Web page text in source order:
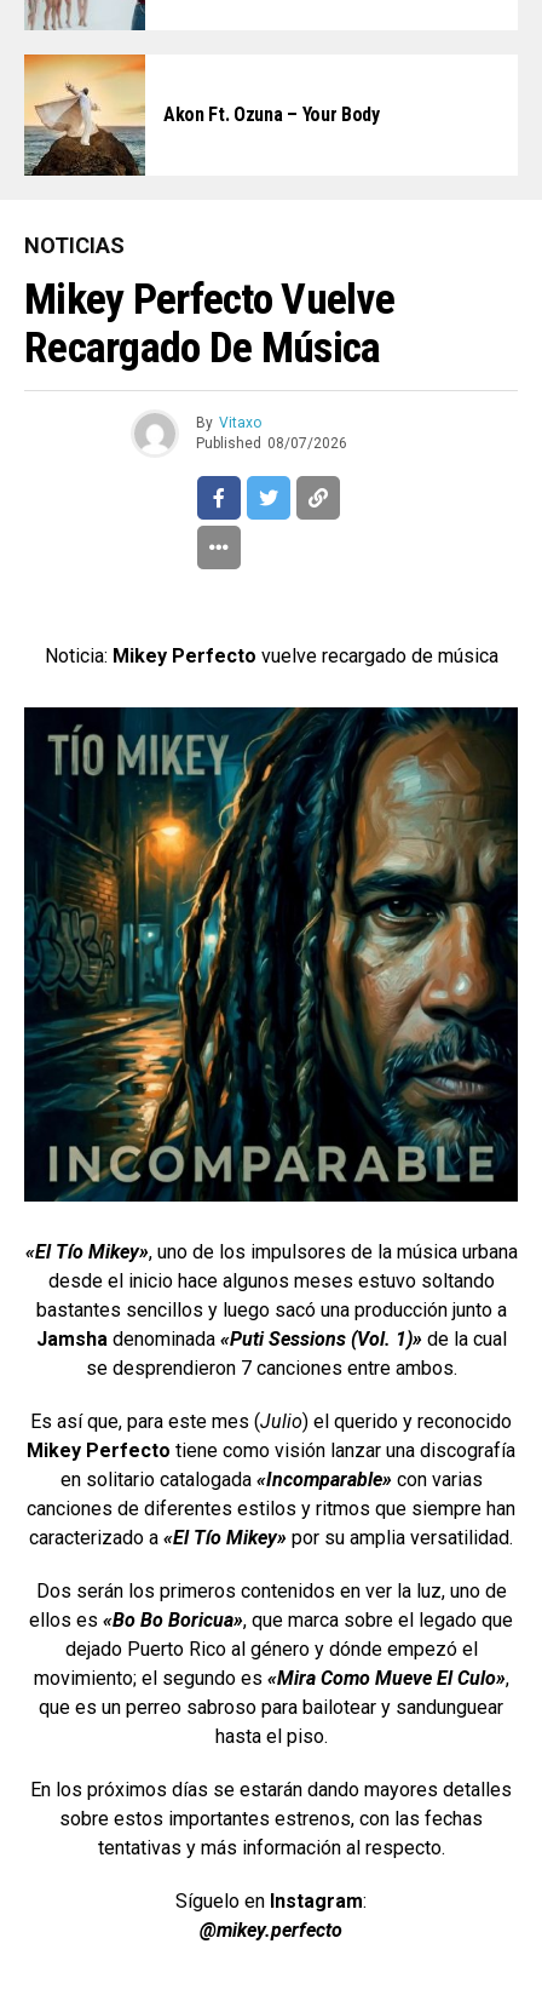
Akon Ft. Ozuna – Your Body
NOTICIAS
Mikey Perfecto Vuelve
Recargado De Música
By Vitaxo
Published 08/07/2026
Noticia: Mikey Perfecto vuelve recargado de música
«El Tío Mikey», uno de los impulsores de la música urbana
desde el inicio hace algunos meses estuvo soltando
bastantes sencillos y luego sacó una producción junto a
Jamsha denominada «Puti Sessions (Vol. 1)»de la cual
se desprendieron 7 canciones entre ambos.
Es así que, para este mes (Julio) el querido y reconocido
Mikey Perfecto tiene como visión lanzar una discografía
en solitario catalogada «Incomparable»con varias
canciones de diferentes estilos y ritmos que siempre han
caracterizado a «El Tío Mikey» por su amplia versatilidad.
Dos serán los primeros contenidos en ver la luz, uno de
ellos es «Bo Bo Boricua», que marca sobre el legado que
dejado Puerto Rico al género y dónde empezó el
movimiento; el segundo es «Mira Como Mueve El Culo»,
que es un perreo sabroso para bailotear y sandunguear
hasta el piso.
En los próximos días se estarán dando mayores detalles
sobre estos importantes estrenos, con las fechas
tentativas y más información al respecto.
Síguelo en Instagram:
@mikey.perfecto